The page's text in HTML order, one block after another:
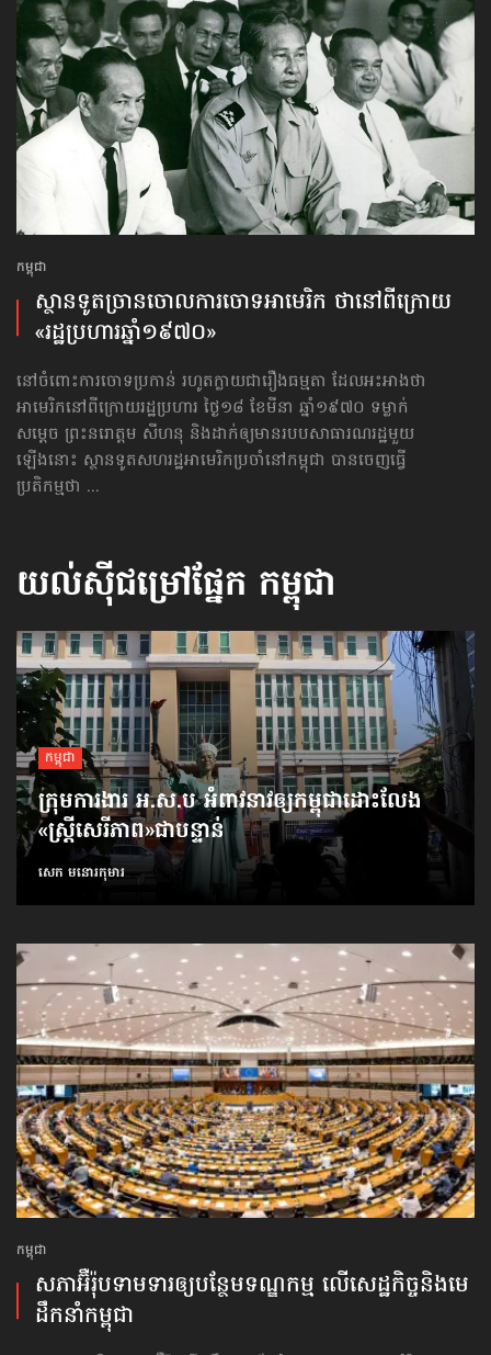
កម្ពុជា
ស្ថានទូត​ច្រានចោល​ការចោទ​អាមេរិក ថា​នៅពីក្រោយ​
«រដ្ឋប្រហារឆ្នាំ១៩៧០»
នៅចំពោះការចោទប្រកាន់ រហូតក្លាយជារឿងធម្មតា ដែលអះអាងថា
អាមេរិកនៅពីក្រោយរដ្ឋប្រហារ ថ្ងៃ១៨ ខែមីនា ឆ្នាំ១៩៧០ ទម្លាក់
សម្ដេច ព្រះនរោត្ដម សីហនុ និងដាក់ឲ្យមានរបបសាធារណរដ្ឋមួយ
ឡើងនោះ ស្ថានទូតសហរដ្ឋអាមេរិកប្រចាំនៅកម្ពុជា បានចេញធ្វើ
ប្រតិកម្មថា ...
យល់ស៊ីជម្រៅផ្នែក កម្ពុជា
កម្ពុជា
ក្រុមការងារ អ.ស.ប អំពាវនាវ​ឲ្យកម្ពុជា​ដោះលែង​
«ស្ត្រីសេរីភាព»​ជាបន្ទាន់
សេក មនោរកុមារ
កម្ពុជា
សភាអ៊ឺរ៉ុបទាមទារ​ឲ្យបន្ថែម​ទណ្ឌកម្ម លើសេដ្ឋកិច្ច​និងមេ
ដឹកនាំកម្ពុជា